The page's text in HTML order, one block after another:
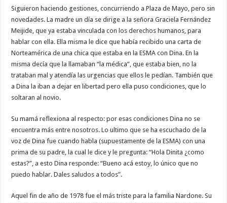
Siguieron haciendo gestiones, concurriendo a Plaza de Mayo, pero sin
novedades. La madre un día se dirige a la señora Graciela Fernández
Meijide, que ya estaba vinculada con los derechos humanos, para
hablar con ella. Ella misma le dice que había recibido una carta de
Norteamérica de una chica que estaba en la ESMA con Dina. En la
misma decía que la llamaban “la médica”, que estaba bien, no la
trataban mal y atendía las urgencias que ellos le pedían. También que
a Dina la iban a dejar en libertad pero ella puso condiciones, que lo
soltaran al novio.
Su mamá reflexiona al respecto: por esas condiciones Dina no se
encuentra más entre nosotros. Lo ultimo que se ha escuchado de la
voz de Dina fue cuando habla (supuestamente de la ESMA) con una
prima de su padre, la cual le dice y le pregunta: “Hola Dinita ¿como
estas?”, a esto Dina responde: “Bueno acá estoy, lo único que no
puedo hablar. Dales saludos a todos”.
Aquel fin de año de 1978 fue el más triste para la familia Nardone. Su